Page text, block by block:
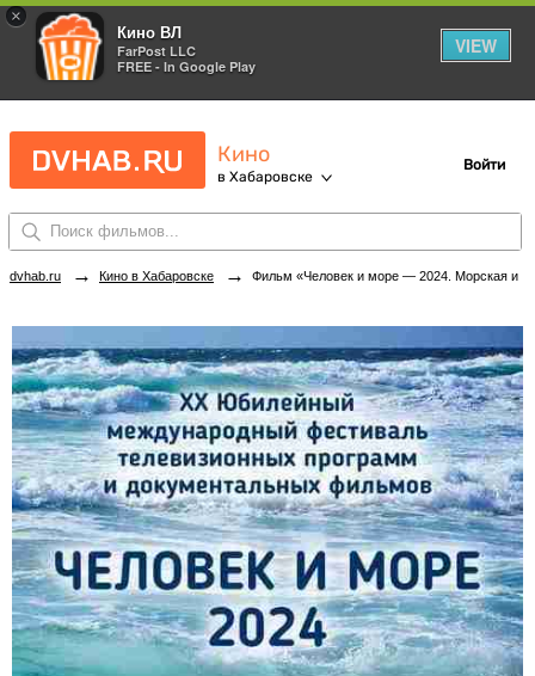
×
Кино ВЛ
FarPost LLC
FREE - In Google Play
VIEW
Кино
в Хабаровске
Войти
dvhab.ru → Кино в Хабаровске → Фильм «Человек и море — 2024. Морская история России — 2» в кинотеатрах Хабаровска. Купить билеты!